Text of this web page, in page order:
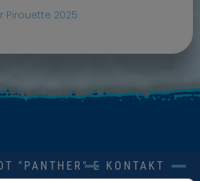
Pirouette 2025
"PANTHER" E.V.KONTAKT